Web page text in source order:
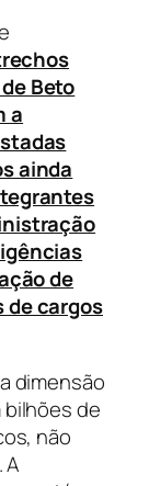
Beto
a
ainda
de
cargos
dimensão
bilhões de
não
A